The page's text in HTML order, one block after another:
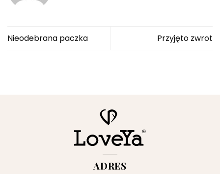
Nieodebrana paczka Przyjęto zwrot
ADRES